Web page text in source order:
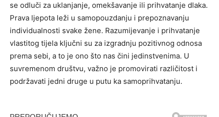
se odluči za uklanjanje, omekšavanje ili prihvatanje dlaka.
Prava ljepota leži u samopouzdanju i prepoznavanju
individualnosti svake žene. Razumijevanje i prihvatanje
vlastitog tijela ključni su za izgradnju pozitivnog odnosa
prema sebi, a to je ono što nas čini jedinstvenima. U
suvremenom društvu, važno je promovirati različitost i
podržavati jedni druge u putu ka samoprihvatanju.